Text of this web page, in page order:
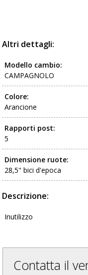
Altri dettagli:
Modello cambio:
CAMPAGNOLO
Colore:
Arancione
Rapporti post:
5
Dimensione ruote:
28,5" bici d'epoca
Descrizione:
Inutilizzo
Contatta il